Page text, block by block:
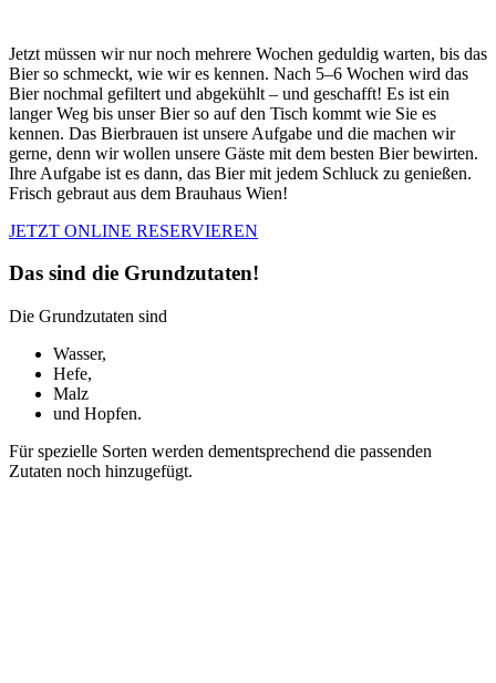
Jetzt müssen wir nur noch mehrere Wochen geduldig warten, bis das
Bier so schmeckt, wie wir es kennen. Nach 5–6 Wochen wird das
Bier nochmal gefiltert und abgekühlt – und geschafft! Es ist ein
langer Weg bis unser Bier so auf den Tisch kommt wie Sie es
kennen. Das Bierbrauen ist unsere Aufgabe und die machen wir
gerne, denn wir wollen unsere Gäste mit dem besten Bier bewirten.
Ihre Aufgabe ist es dann, das Bier mit jedem Schluck zu genießen.
Frisch gebraut aus dem Brauhaus Wien!
JETZT ONLINE RESERVIEREN
Das sind die Grundzutaten!
Die Grundzutaten sind
Wasser,
Hefe,
Malz
und Hopfen.
Für spezielle Sorten werden dementsprechend die passenden
Zutaten noch hinzugefügt.